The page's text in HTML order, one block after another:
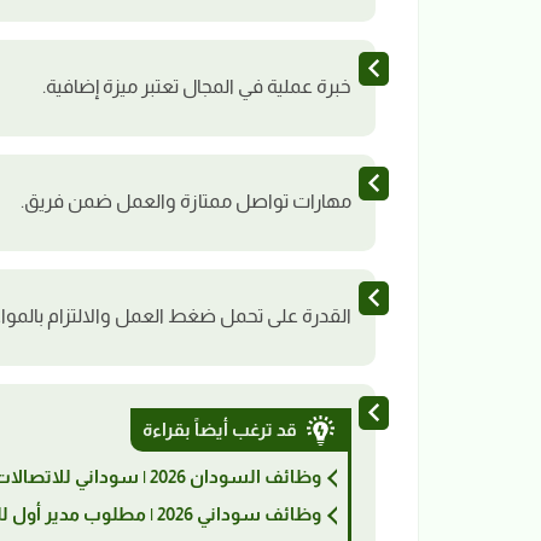
خبرة عملية في المجال تعتبر ميزة إضافية.
مهارات تواصل ممتازة والعمل ضمن فريق.
القدرة على تحمل ضغط العمل والالتزام
قد ترغب أيضاً بقراءة
وظائف السودان 2026 | سوداني للاتصالات تعلن عن وظيفة أخصائي ضمان وقياس الأعمال
وظائف سوداني 2026 | مطلوب مدير أول للدعم القانوني